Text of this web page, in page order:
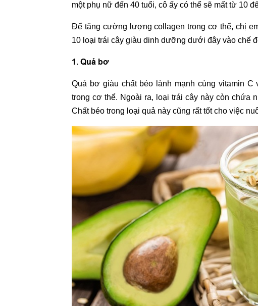
một phụ nữ đến 40 tuổi, cô ấy có thể sẽ mất từ 10
Để tăng cường lượng collagen trong cơ thể, chị
10 loại trái cây giàu dinh dưỡng dưới đây vào chế
1. Quả bơ
Quả bơ giàu chất béo lành mạnh cùng vitamin
trong cơ thể. Ngoài ra, loại trái cây này còn chứa
Chất béo trong loại quả này cũng rất tốt cho việc